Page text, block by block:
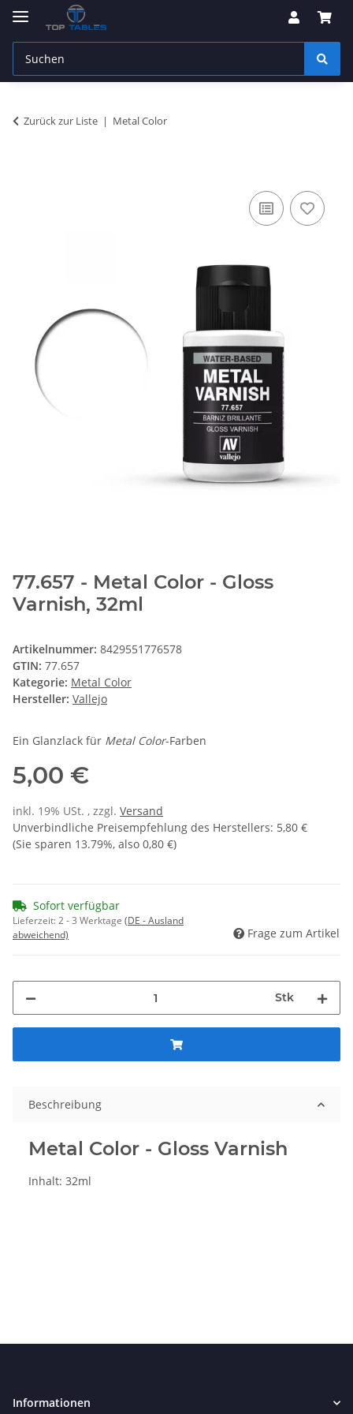
Zurück zur Liste Metal Color
77.657 - Metal Color - Gloss
Varnish, 32ml
Artikelnummer: 8429551776578
GTIN: 77.657
Kategorie: Metal Color
Hersteller: Vallejo
Ein Glanzlack für Metal Color-Farben
5,00 €
inkl. 19% USt. , zzgl. Versand
Unverbindliche Preisempfehlung des Herstellers: 5,80 €
(Sie sparen 13.79%, also 0,80 €)
Sofort verfügbar
Lieferzeit:2 - 3 Werktage (DE - Ausland
abweichend)
Frage zum Artikel
Stk
Beschreibung
Metal Color - Gloss Varnish
Inhalt: 32ml
Informationen